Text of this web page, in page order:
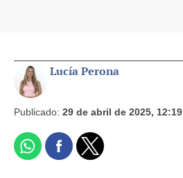
Lucía Perona
Publicado: 29 de abril de 2025, 12:19